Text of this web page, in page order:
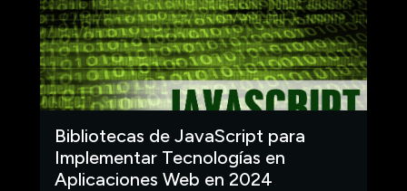
Bibliotecas de JavaScript para
Implementar Tecnologías en
Aplicaciones Web en 2024